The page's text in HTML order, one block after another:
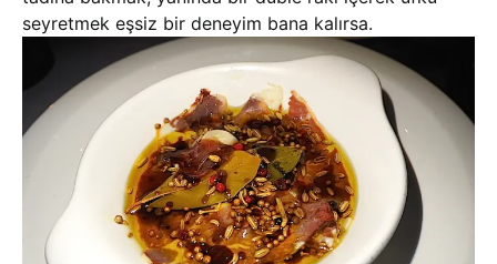
seyretmek eşsiz bir deneyim bana kalırsa.